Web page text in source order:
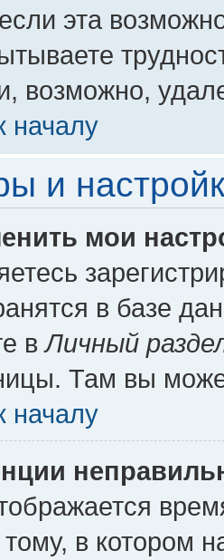
эта
возможно,
началу
и
мои
в базе
вЛичный
Там вы
началу
тому, в котором